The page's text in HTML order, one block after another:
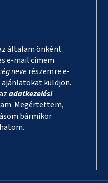
általam önként
e-mail címem
neverészemre e-
küldjön.
adatkezelési
Megértettem,
bármikor